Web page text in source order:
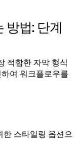
방법: 단계
적합한 자막 형식
여 워크플로우를
한 스타일링 옵션으